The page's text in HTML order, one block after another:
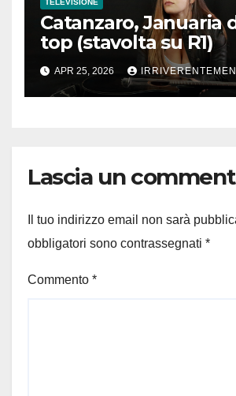
Catanzaro, Januaria
top (stavolta su R1)
APR 25, 2026
Lascia un
Il tuo indirizzo email non sarà
obbligatori sono contrassegnati *
Commento *